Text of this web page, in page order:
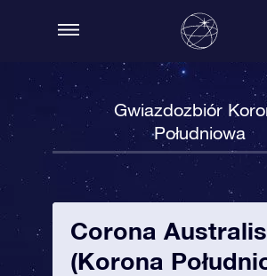
Gwiazdozbiór
Południowa
Corona Australis
(Korona